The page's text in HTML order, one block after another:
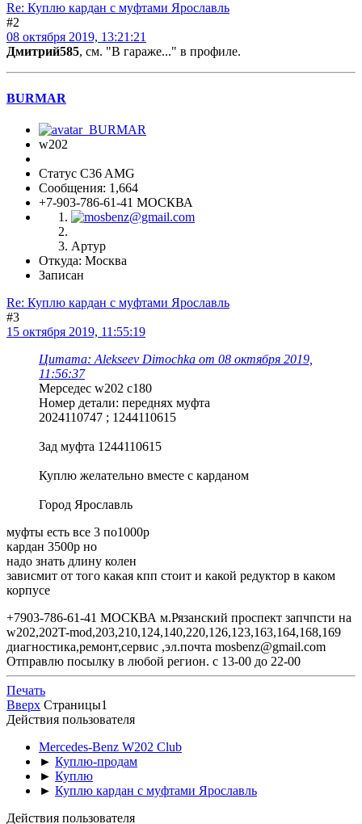
Re: Куплю кардан с муфтами Ярославль
#2
08 октября 2019, 13:21:21
Дмитрий585, см. "В гараже..." в профиле.
BURMAR
w202
Статус C36 AMG
Сообщения: 1,664
+7-903-786-61-41 МОСКВА
Артур
Откуда: Москва
Записан
Re: Куплю кардан с муфтами Ярославль
#3
15 октября 2019, 11:55:19
Цитата: Alekseev Dimochka от 08 октября 2019,
11:56:37
Мерседес w202 c180
Номер детали: переднях муфта
2024110747 ; 1244110615
Зад муфта 1244110615
Куплю желательно вместе с карданом
Город Ярославль
муфты есть все 3 по1000р
кардан 3500р но
надо знать длину колен
зависмит от того какая кпп стоит и какой редуктор в каком
корпусе
+7903-786-61-41 МОСКВА м.Рязанский проспект запчпсти на
w202,202T-mod,203,210,124,140,220,126,123,163,164,168,169
диагностика,ремонт,сервис ,эл.почта mosbenz@gmail.com
Отправлю посылку в любой регион. с 13-00 до 22-00
Печать
Вверх Страницы1
Действия пользователя
Mercedes-Benz W202 Club
► Куплю-продам
► Куплю
► Куплю кардан с муфтами Ярославль
Действия пользователя